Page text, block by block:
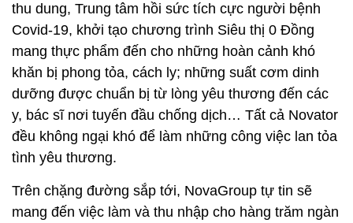
thu dung, Trung tâm hồi sức tích cực người bệnh
Covid-19, khởi tạo chương trình Siêu thị 0 Đồng
mang thực phẩm đến cho những hoàn cảnh khó
khăn bị phong tỏa, cách ly; những suất cơm dinh
dưỡng được chuẩn bị từ lòng yêu thương đến các
y, bác sĩ nơi tuyến đầu chống dịch… Tất cả Novator
đều không ngại khó để làm những công việc lan tỏa
tình yêu thương.
Trên chặng đường sắp tới, NovaGroup tự tin sẽ
mang đến việc làm và thu nhập cho hàng trăm ngàn